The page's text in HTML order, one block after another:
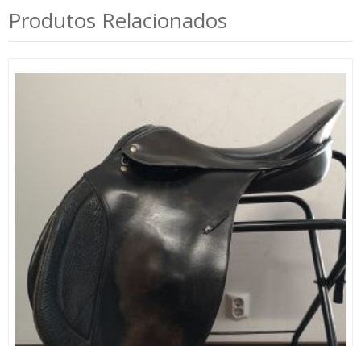
Produtos Relacionados